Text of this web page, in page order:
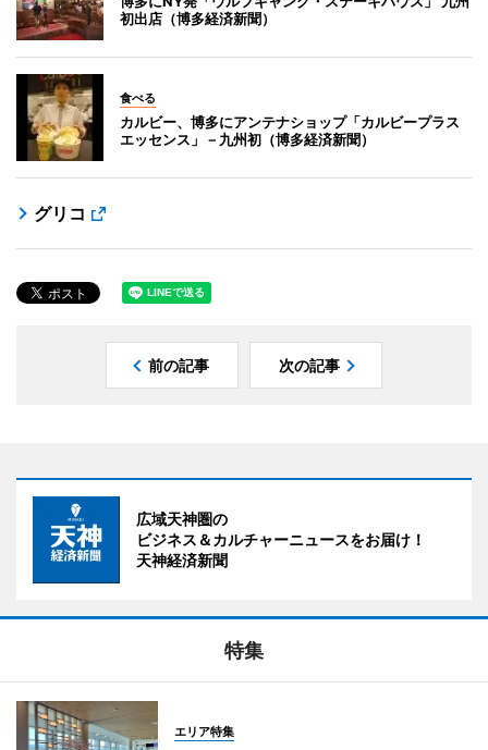
初出店（博多経済新聞）
食べる
カルビー、博多にアンテナショップ「カルビープラス
エッセンス」－九州初（博多経済新聞）
グリコ
前の記事 次の記事
広域天神圏の
ビジネス＆カルチャーニュースをお届け！
天神経済新聞
特集
エリア特集